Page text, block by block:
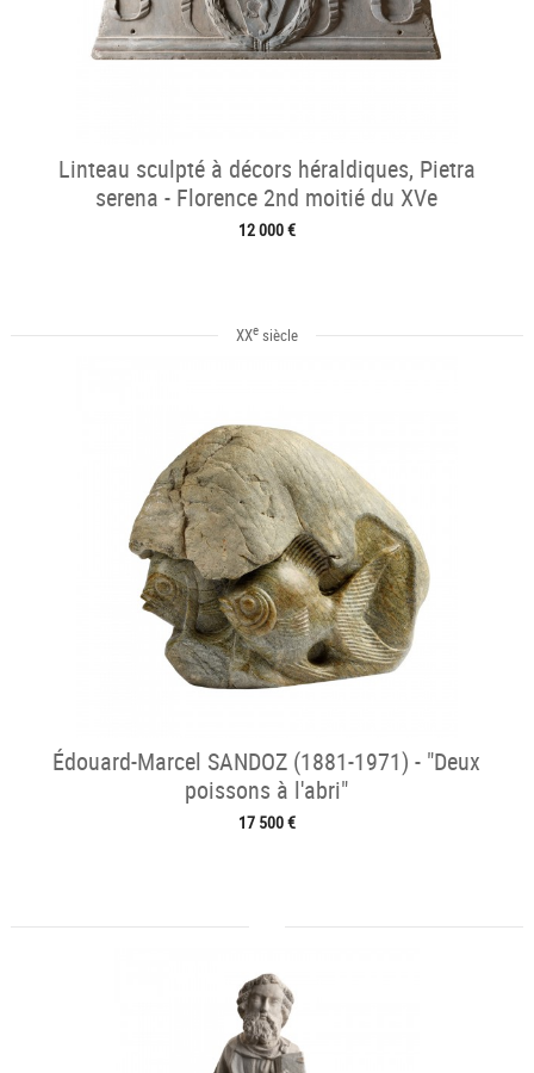
Linteau sculpté à décors héraldiques, Pietra
serena - Florence 2nd moitié du XVe
12 000 €
XXesiècle
Édouard-Marcel SANDOZ (1881-1971) - "Deux
poissons à l'abri"
17 500 €